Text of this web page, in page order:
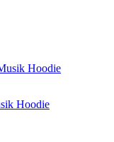
Hoodie